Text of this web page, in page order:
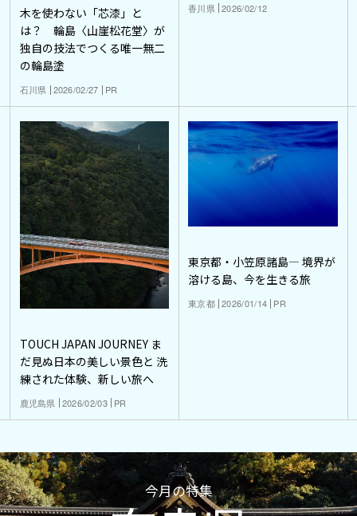
木を使わない「芯漆」と
は？ 輪島〈山崖松花堂〉が
独自の技法でつくる唯一無二
の輪島塗
石川県 2026/02/27 PR
香川県 2026/02/12
TOUCH JAPAN JOURNEY ま
だ見ぬ日本の美しい景色と 洗
練された体験、新しい旅へ
鹿児島県 2026/02/03 PR
東京都・小笠原諸島― 境界が
溶ける島、今を生きる旅
東京都 2026/01/14 PR
今月の特集